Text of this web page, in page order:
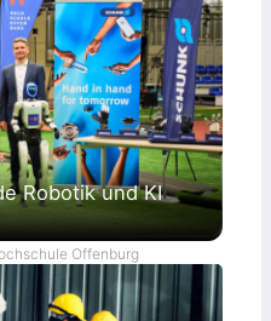
Robotik und KI
Offenburg